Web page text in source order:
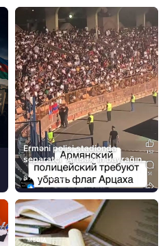
Erməni polisi stadionda
separatçı “Artsax”ın bayrağını
müsadirə etdi və…
8 Avq • 08:39
MEDİA